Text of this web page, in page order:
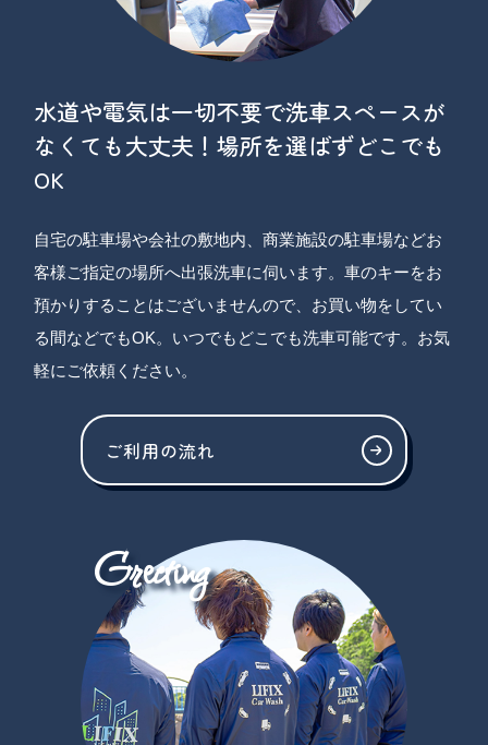
水道や電気は一切不要で洗車スペースが
なくても大丈夫！場所を選ばずどこでも
OK
自宅の駐車場や会社の敷地内、商業施設の駐車場などお
客様ご指定の場所へ出張洗車に伺います。車のキーをお
預かりすることはございませんので、お買い物をしてい
る間などでもOK。いつでもどこでも洗車可能です。お気
軽にご依頼ください。
ご利用の流れ